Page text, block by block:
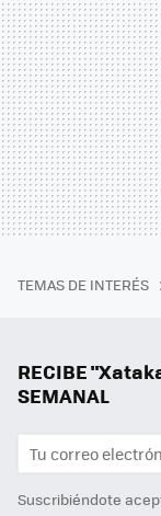
TEMAS DE INTERÉS
RECIBE
SEMANAL
Suscribiéndote